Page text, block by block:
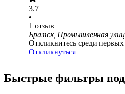
3.7
•
1 отзыв
Братск, Промышленная
Откликнитесь среди первых
Откликнуться
Быстрые фильтры